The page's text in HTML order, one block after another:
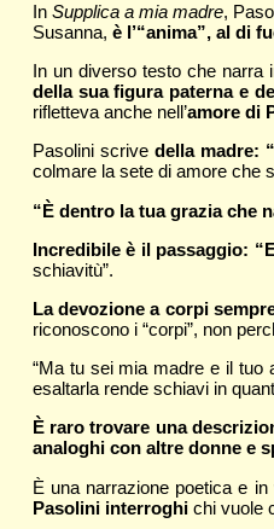
In Supplica a mia madre,
Susanna, è l’“anima”, al di
In un diverso testo che narra
della sua figura paterna e
rifletteva anche nell’amore di
Pasolini scrivedella madre:
colmare la sete di amore che
“È dentro la tua grazia che
Incredibile è il passaggio:
schiavitù”.
La devozione a corpi
riconoscono i “corpi”, non
“Ma tu sei mia madre e il tuo
esaltarla rende schiavi in
È raro trovare una
analoghi con altre donne e
È una narrazione poetica e in
Pasolini interroghi chi vuole